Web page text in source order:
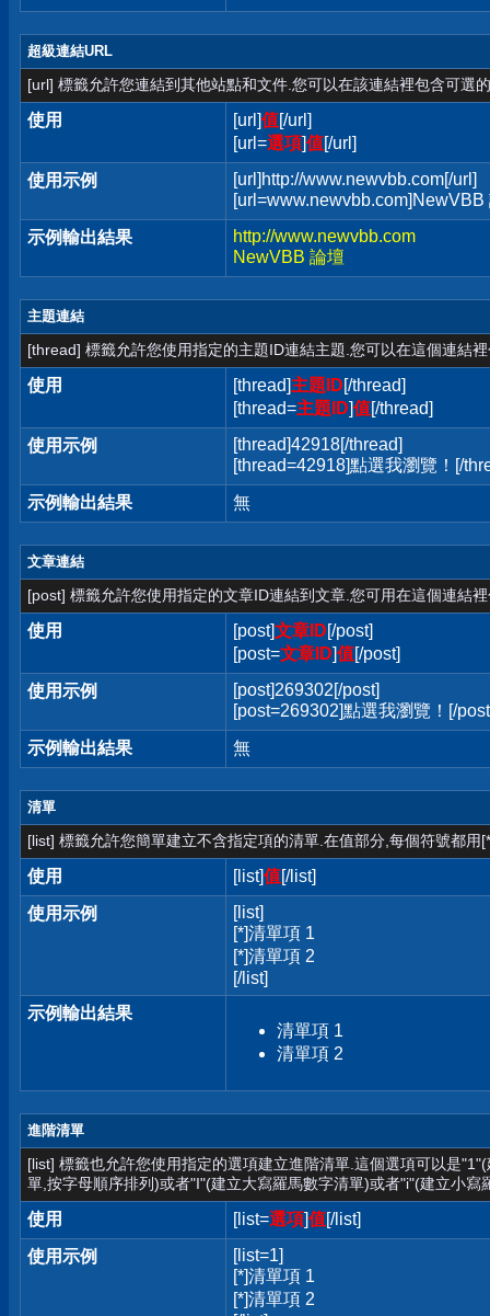
超級連結URL
[url] 標籤允許您連結到其他站點和文件.您可以在該連結裡包含可選
使用 [url]值[/url]
[url=選項]值[/url]
使用示例
[url]http://www.newvbb.com[/url]
[url=www.newvbb.com]NewVBB
示例輸出結果
http://www.newvbb.com
NewVBB 論壇
主題連結
[thread] 標籤允許您使用指定的主題ID連結主題.您可以在這個連結
使用 [thread]主題ID[/thread]
[thread=主題ID]值[/thread]
使用示例
[thread]42918[/thread]
[thread=42918]點選我瀏覽！[/
示例輸出結果
無
文章連結
[post] 標籤允許您使用指定的文章ID連結到文章.您可用在這個連結
使用 [post]文章ID[/post]
[post=文章ID]值[/post]
使用示例
[post]269302[/post]
[post=269302]點選我瀏覽！[/
示例輸出結果
無
清單
[list] 標籤允許您簡單建立不含指定項的清單.在值部分,每個符號都用
使用 [list]值[/list]
使用示例
[list]
[*]清單項 1
[*]清單項 2
[/list]
示例輸出結果
清單項 1
清單項 2
進階清單
[list] 標籤也允許您使用指定的選項建立進階清單.這個選項可以是
單,按字母順序排列)或者"I"(建立大寫羅馬數字清單)或者"i"(建立小寫
使用 [list=選項]值[/list]
使用示例
[list=1]
[*]清單項 1
[*]清單項 2